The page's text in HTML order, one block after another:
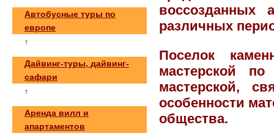
воссозданных
различных
Поселок
мастерской
мастерской,
особенности
общества.
Автобусные туры по
европе
↑
Дайвинг-туры, дайвинг-
сафари
↑
Аренда вилл и
апартаментов